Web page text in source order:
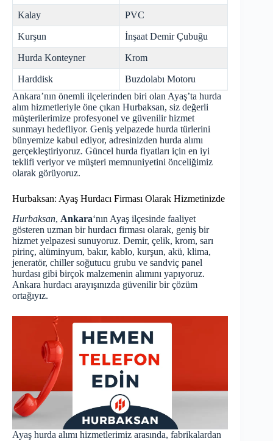
Kalay PVC
Kurşun İnşaat Demir Çubuğu
Hurda Konteyner Krom
Harddisk
Buzdolabı Motoru
Ankara’nın önemli ilçelerinden biri olan Ayaş’ta hurda
alım hizmetleriyle öne çıkan Hurbaksan, siz değerli
müşterilerimize profesyonel ve güvenilir hizmet
sunmayı hedefliyor. Geniş yelpazede hurda türlerini
bünyemize kabul ediyor, adresinizden hurda alımı
gerçekleştiriyoruz. Güncel hurda fiyatları için en iyi
teklifi veriyor ve müşteri memnuniyetini önceliğimiz
olarak görüyoruz.
Hurbaksan: Ayaş Hurdacı Firması Olarak Hizmetinizde
Hurbaksan, Ankara‘nın Ayaş ilçesinde faaliyet
gösteren uzman birhurdacı firması olarak, geniş bir
hizmet yelpazesi sunuyoruz. Demir, çelik, krom, sarı
pirinç, alüminyum, bakır, kablo, kurşun, akü, klima,
jeneratör, chiller soğutucu grubu ve sandviç panel
hurdası gibi birçok malzemenin alımını yapıyoruz.
Ankara hurdacı arayışınızda güvenilir bir çözüm
ortağıyız.
Ayaş hurda alımı hizmetlerimiz arasında, fabrikalardan